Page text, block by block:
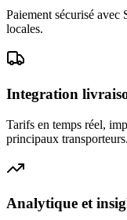
Paiement sécurisé avec
locales.
Integration
Tarifs en temps réel,
principaux transporteurs.
Analytique et